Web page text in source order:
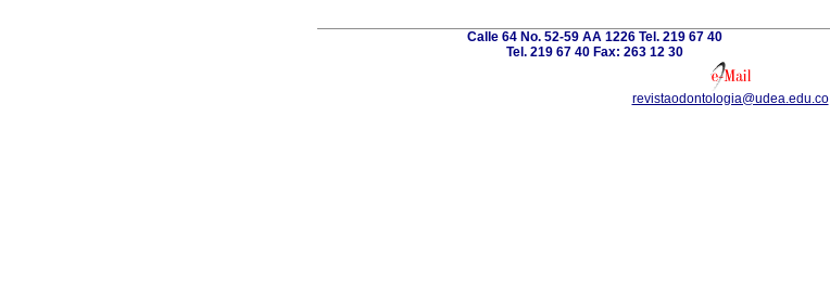
Calle 64 No. 52-59 AA 1226 Tel. 219 67 40
Tel. 219 67 40 Fax: 263 12 30
revistaodontologia@udea.edu.co